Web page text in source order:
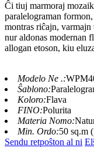
Ĉi tiuj marmoraj
paralelograman
montras riĉajn,
nur aldonas modernan
allogan etoson, kiu
Modelo Ne .:
Ŝablono:
Koloro:Flava
FINO:Polurita
Materia Nomo:
Min. Ordo:50 sq.m
Sendu retpoŝton al ni